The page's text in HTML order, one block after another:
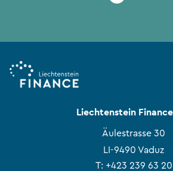
Liechtenstein
Äulestrasse 30
LI-9490 Vaduz
T: +423 239 63 20